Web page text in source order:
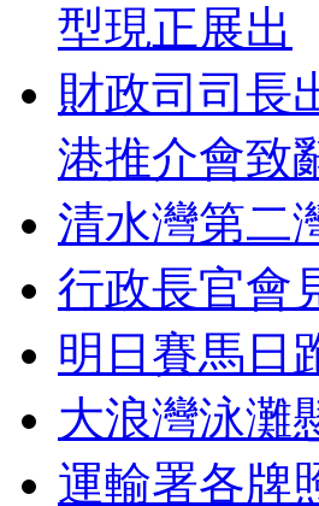
型現正展出
財政司司長
港推介會致
清水灣第二
行政長官會
明日賽馬日
大浪灣泳灘
運輸署各牌